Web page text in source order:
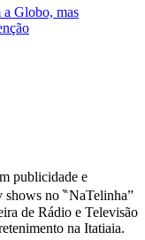
a Globo, mas
publicidade e
shows no ‶NaTelinha”
de Rádio e Televisão
na Itatiaia.